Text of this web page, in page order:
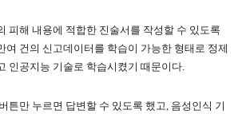
피해 내용에 적합한 진술서를 작성할 수 있도록
여 건의 신고데이터를 학습이 가능한 형태로 정제
인공지능 기술로 학습시켰기 때문이다.
튼만 누르면 답변할 수 있도록 했고, 음성인식 기